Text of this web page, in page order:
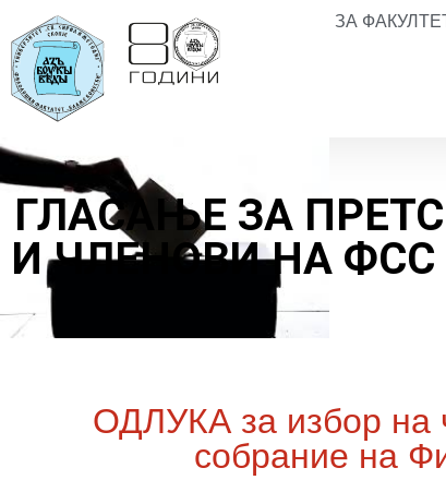
ЗА
ГЛАСАЊЕ ЗА
И ЧЛЕНОВИ НА ФСС
ОДЛУКА за избор на
собрание на